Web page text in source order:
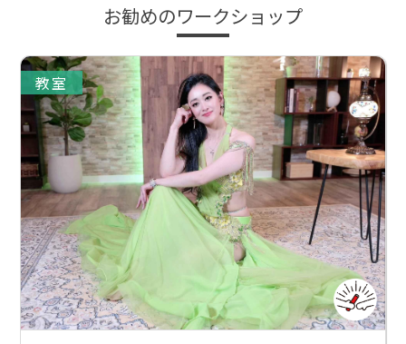
お勧めのワークショップ
教室